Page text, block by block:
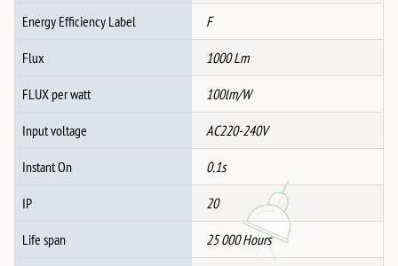
Energy Efficiency Label F
Flux 1000 Lm
FLUX per watt 100lm/W
Input voltage AC220-240V
Instant On 0.1s
IP 20
Life span 25 000 Hours